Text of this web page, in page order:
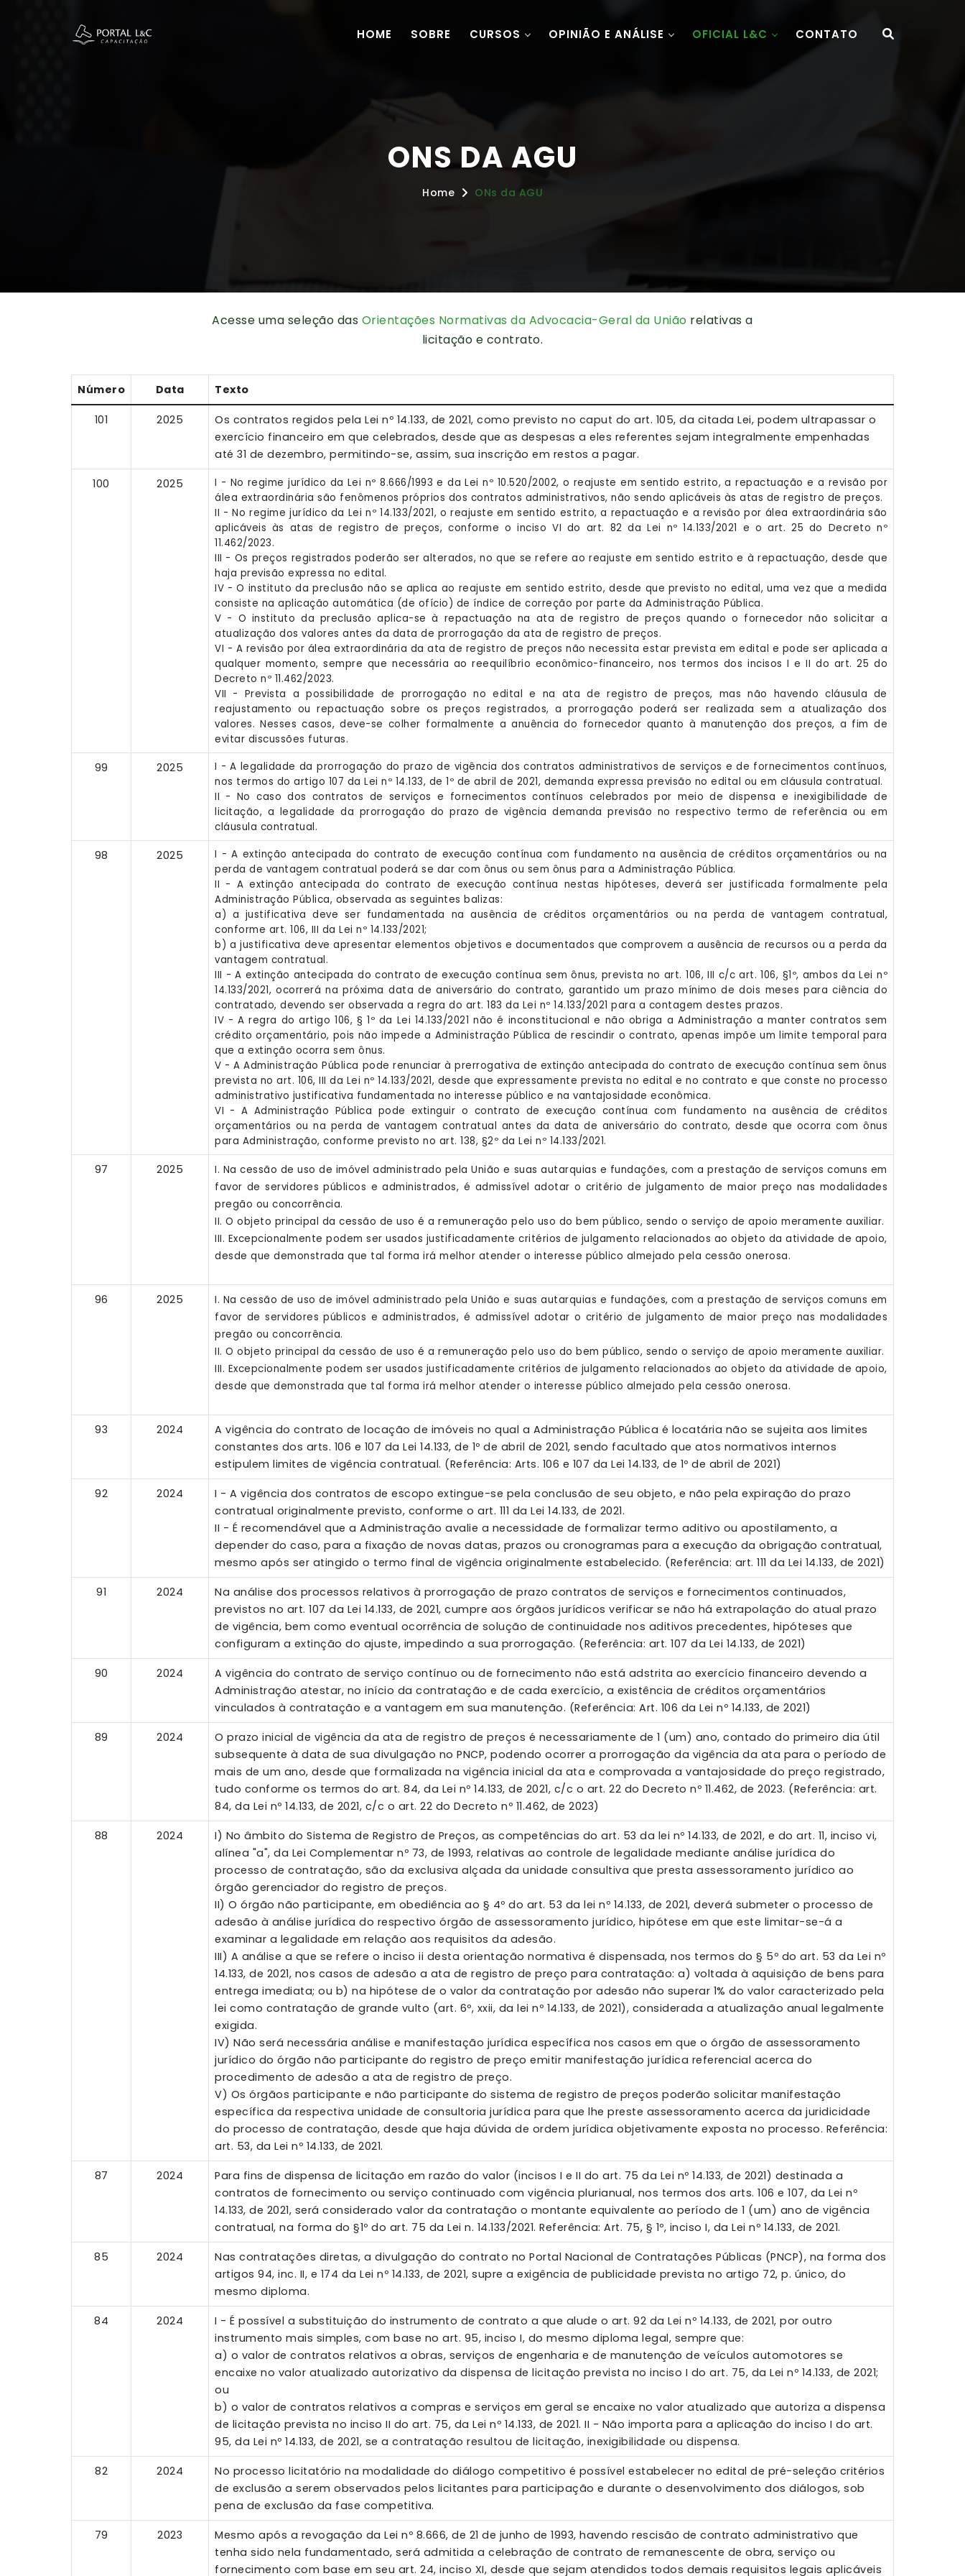
HOME SOBRE CURSOS OPINIÃO E ANÁLISE OFICIAL L&C CONTATO
ONS DA AGU
Home ONs da AGU
Acesse uma seleção das Orientações Normativas da Advocacia-Geral da União relativas a
licitação e contrato.
Número Data Texto
101 2025
Os contratos regidos pela Lei nº 14.133, de 2021, como previsto no caput do art. 105, da citada Lei, podem ultrapassar o
exercício financeiro em que celebrados, desde que as despesas a eles referentes sejam integralmente empenhadas
até 31 de dezembro, permitindo-se, assim, sua inscrição em restos a pagar.
100 2025
I - No regime jurídico da Lei nº 8.666/1993 e da Lei nº 10.520/2002, o reajuste em sentido estrito, a repactuação e a revisão por
álea extraordinária são fenômenos próprios dos contratos administrativos, não sendo aplicáveis às atas de registro de preços.
II - No regime jurídico da Lei nº 14.133/2021, o reajuste em sentido estrito, a repactuação e a revisão por álea extraordinária são
aplicáveis às atas de registro de preços, conforme o inciso VI do art. 82 da Lei nº 14.133/2021 e o art. 25 do Decreto nº
11.462/2023.
III - Os preços registrados poderão ser alterados, no que se refere ao reajuste em sentido estrito e à repactuação, desde que
haja previsão expressa no edital.
IV - O instituto da preclusão não se aplica ao reajuste em sentido estrito, desde que previsto no edital, uma vez que a medida
consiste na aplicação automática (de ofício) de índice de correção por parte da Administração Pública.
V - O instituto da preclusão aplica-se à repactuação na ata de registro de preços quando o fornecedor não solicitar a
atualização dos valores antes da data de prorrogação da ata de registro de preços.
VI - A revisão por álea extraordinária da ata de registro de preços não necessita estar prevista em edital e pode ser aplicada a
qualquer momento, sempre que necessária ao reequilíbrio econômico-financeiro, nos termos dos incisos I e II do art. 25 do
Decreto nº 11.462/2023.
VII - Prevista a possibilidade de prorrogação no edital e na ata de registro de preços, mas não havendo cláusula de
reajustamento ou repactuação sobre os preços registrados, a prorrogação poderá ser realizada sem a atualização dos
valores. Nesses casos, deve-se colher formalmente a anuência do fornecedor quanto à manutenção dos preços, a fim de
evitar discussões futuras.
99 2025
I - A legalidade da prorrogação do prazo de vigência dos contratos administrativos de serviços e de fornecimentos contínuos,
nos termos do artigo 107 da Lei nº 14.133, de 1º de abril de 2021, demanda expressa previsão no edital ou em cláusula contratual.
II - No caso dos contratos de serviços e fornecimentos contínuos celebrados por meio de dispensa e inexigibilidade de
licitação, a legalidade da prorrogação do prazo de vigência demanda previsão no respectivo termo de referência ou em
cláusula contratual.
98 2025
I - A extinção antecipada do contrato de execução contínua com fundamento na ausência de créditos orçamentários ou na
perda de vantagem contratual poderá se dar com ônus ou sem ônus para a Administração Pública.
II - A extinção antecipada do contrato de execução contínua nestas hipóteses, deverá ser justificada formalmente pela
Administração Pública, observada as seguintes balizas:
a) a justificativa deve ser fundamentada na ausência de créditos orçamentários ou na perda de vantagem contratual,
conforme art. 106, III da Lei nº 14.133/2021;
b) a justificativa deve apresentar elementos objetivos e documentados que comprovem a ausência de recursos ou a perda da
vantagem contratual.
III - A extinção antecipada do contrato de execução contínua sem ônus, prevista no art. 106, III c/c art. 106, §1º, ambos da Lei nº
14.133/2021, ocorrerá na próxima data de aniversário do contrato, garantido um prazo mínimo de dois meses para ciência do
contratado, devendo ser observada a regra do art. 183 da Lei nº 14.133/2021 para a contagem destes prazos.
IV - A regra do artigo 106, § 1º da Lei 14.133/2021 não é inconstitucional e não obriga a Administração a manter contratos sem
crédito orçamentário, pois não impede a Administração Pública de rescindir o contrato, apenas impõe um limite temporal para
que a extinção ocorra sem ônus.
V - A Administração Pública pode renunciar à prerrogativa de extinção antecipada do contrato de execução contínua sem ônus
prevista no art. 106, III da Lei nº 14.133/2021, desde que expressamente prevista no edital e no contrato e que conste no processo
administrativo justificativa fundamentada no interesse público e na vantajosidade econômica.
VI - A Administração Pública pode extinguir o contrato de execução contínua com fundamento na ausência de créditos
orçamentários ou na perda de vantagem contratual antes da data de aniversário do contrato, desde que ocorra com ônus
para Administração, conforme previsto no art. 138, §2º da Lei nº 14.133/2021.
97 2025
I. Na cessão de uso de imóvel administrado pela União e suas autarquias e fundações, com a prestação de serviços comuns em
favor de servidores públicos e administrados, é admissível adotar o critério de julgamento de maior preço nas modalidades
pregão ou concorrência.
II. O objeto principal da cessão de uso é a remuneração pelo uso do bem público, sendo o serviço de apoio meramente auxiliar.
III. Excepcionalmente podem ser usados justificadamente critérios de julgamento relacionados ao objeto da atividade de apoio,
desde que demonstrada que tal forma irá melhor atender o interesse público almejado pela cessão onerosa.
96 2025
I. Na cessão de uso de imóvel administrado pela União e suas autarquias e fundações, com a prestação de serviços comuns em
favor de servidores públicos e administrados, é admissível adotar o critério de julgamento de maior preço nas modalidades
pregão ou concorrência.
II. O objeto principal da cessão de uso é a remuneração pelo uso do bem público, sendo o serviço de apoio meramente auxiliar.
III. Excepcionalmente podem ser usados justificadamente critérios de julgamento relacionados ao objeto da atividade de apoio,
desde que demonstrada que tal forma irá melhor atender o interesse público almejado pela cessão onerosa.
93 2024
A vigência do contrato de locação de imóveis no qual a Administração Pública é locatária não se sujeita aos limites
constantes dos arts. 106 e 107 da Lei 14.133, de 1º de abril de 2021, sendo facultado que atos normativos internos
estipulem limites de vigência contratual. (Referência: Arts. 106 e 107 da Lei 14.133, de 1º de abril de 2021)
92 2024
I - A vigência dos contratos de escopo extingue-se pela conclusão de seu objeto, e não pela expiração do prazo
contratual originalmente previsto, conforme o art. 111 da Lei 14.133, de 2021.
II - É recomendável que a Administração avalie a necessidade de formalizar termo aditivo ou apostilamento, a
depender do caso, para a fixação de novas datas, prazos ou cronogramas para a execução da obrigação contratual,
mesmo após ser atingido o termo final de vigência originalmente estabelecido. (Referência: art. 111 da Lei 14.133, de 2021)
91 2024
Na análise dos processos relativos à prorrogação de prazo contratos de serviços e fornecimentos continuados,
previstos no art. 107 da Lei 14.133, de 2021, cumpre aos órgãos jurídicos verificar se não há extrapolação do atual prazo
de vigência, bem como eventual ocorrência de solução de continuidade nos aditivos precedentes, hipóteses que
configuram a extinção do ajuste, impedindo a sua prorrogação. (Referência: art. 107 da Lei 14.133, de 2021)
90 2024
A vigência do contrato de serviço contínuo ou de fornecimento não está adstrita ao exercício financeiro devendo a
Administração atestar, no início da contratação e de cada exercício, a existência de créditos orçamentários
vinculados à contratação e a vantagem em sua manutenção. (Referência: Art. 106 da Lei nº 14.133, de 2021)
89 2024
O prazo inicial de vigência da ata de registro de preços é necessariamente de 1 (um) ano, contado do primeiro dia útil
subsequente à data de sua divulgação no PNCP, podendo ocorrer a prorrogação da vigência da ata para o período de
mais de um ano, desde que formalizada na vigência inicial da ata e comprovada a vantajosidade do preço registrado,
tudo conforme os termos do art. 84, da Lei nº 14.133, de 2021, c/c o art. 22 do Decreto nº 11.462, de 2023. (Referência: art.
84, da Lei nº 14.133, de 2021, c/c o art. 22 do Decreto nº 11.462, de 2023)
88 2024
I) No âmbito do Sistema de Registro de Preços, as competências do art. 53 da lei nº 14.133, de 2021, e do art. 11, inciso vi,
alínea "a", da Lei Complementar nº 73, de 1993, relativas ao controle de legalidade mediante análise jurídica do
processo de contratação, são da exclusiva alçada da unidade consultiva que presta assessoramento jurídico ao
órgão gerenciador do registro de preços.
II) O órgão não participante, em obediência ao § 4º do art. 53 da lei nº 14.133, de 2021, deverá submeter o processo de
adesão à análise jurídica do respectivo órgão de assessoramento jurídico, hipótese em que este limitar-se-á a
examinar a legalidade em relação aos requisitos da adesão.
III) A análise a que se refere o inciso ii desta orientação normativa é dispensada, nos termos do § 5º do art. 53 da Lei nº
14.133, de 2021, nos casos de adesão a ata de registro de preço para contratação: a) voltada à aquisição de bens para
entrega imediata; ou b) na hipótese de o valor da contratação por adesão não superar 1% do valor caracterizado pela
lei como contratação de grande vulto (art. 6º, xxii, da lei nº 14.133, de 2021), considerada a atualização anual legalmente
exigida.
IV) Não será necessária análise e manifestação jurídica específica nos casos em que o órgão de assessoramento
jurídico do órgão não participante do registro de preço emitir manifestação jurídica referencial acerca do
procedimento de adesão a ata de registro de preço.
V) Os órgãos participante e não participante do sistema de registro de preços poderão solicitar manifestação
específica da respectiva unidade de consultoria jurídica para que lhe preste assessoramento acerca da juridicidade
do processo de contratação, desde que haja dúvida de ordem jurídica objetivamente exposta no processo. Referência:
art. 53, da Lei nº 14.133, de 2021.
87 2024
Para fins de dispensa de licitação em razão do valor (incisos I e II do art. 75 da Lei nº 14.133, de 2021) destinada a
contratos de fornecimento ou serviço continuado com vigência plurianual, nos termos dos arts. 106 e 107, da Lei nº
14.133, de 2021, será considerado valor da contratação o montante equivalente ao período de 1 (um) ano de vigência
contratual, na forma do §1º do art. 75 da Lei n. 14.133/2021. Referência: Art. 75, § 1º, inciso I, da Lei nº 14.133, de 2021.
85 2024
Nas contratações diretas, a divulgação do contrato no Portal Nacional de Contratações Públicas (PNCP), na forma dos
artigos 94, inc. II, e 174 da Lei nº 14.133, de 2021, supre a exigência de publicidade prevista no artigo 72, p. único, do
mesmo diploma.
84 2024
I - É possível a substituição do instrumento de contrato a que alude o art. 92 da Lei nº 14.133, de 2021, por outro
instrumento mais simples, com base no art. 95, inciso I, do mesmo diploma legal, sempre que:
a) o valor de contratos relativos a obras, serviços de engenharia e de manutenção de veículos automotores se
encaixe no valor atualizado autorizativo da dispensa de licitação prevista no inciso I do art. 75, da Lei nº 14.133, de 2021;
ou
b) o valor de contratos relativos a compras e serviços em geral se encaixe no valor atualizado que autoriza a dispensa
de licitação prevista no inciso II do art. 75, da Lei nº 14.133, de 2021. II - Não importa para a aplicação do inciso I do art.
95, da Lei nº 14.133, de 2021, se a contratação resultou de licitação, inexigibilidade ou dispensa.
82 2024
No processo licitatório na modalidade do diálogo competitivo é possível estabelecer no edital de pré-seleção critérios
de exclusão a serem observados pelos licitantes para participação e durante o desenvolvimento dos diálogos, sob
pena de exclusão da fase competitiva.
79 2023
Mesmo após a revogação da Lei nº 8.666, de 21 de junho de 1993, havendo rescisão de contrato administrativo que
tenha sido nela fundamentado, será admitida a celebração de contrato de remanescente de obra, serviço ou
fornecimento com base em seu art. 24, inciso XI, desde que sejam atendidos todos demais requisitos legais aplicáveis